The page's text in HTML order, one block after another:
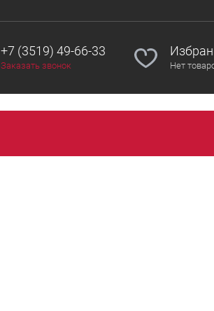
+7 (3519) 49-66-33
Заказать звонок Нет